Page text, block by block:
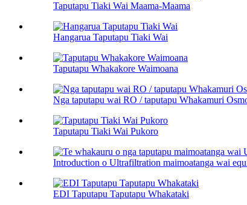
Taputapu Tiaki Wai Maama-Maama
Hangarua Taputapu Tiaki Wai
Taputapu Whakakore Waimoana
Nga taputapu wai RO / taputapu Whakamuri
Taputapu Tiaki Wai Pukoro
Introduction o Ultrafiltration maimoatanga wai
EDI Taputapu Taputapu Whakataki